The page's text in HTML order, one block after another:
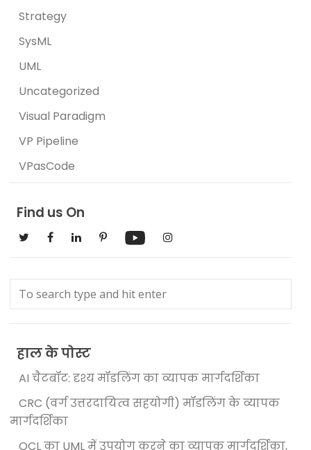
Strategy
SysML
UML
Uncategorized
Visual Paradigm
VP Pipeline
VPasCode
Find us On
हाल के पोस्ट
AI चैटबॉट: दृश्य मॉडलिंग का व्यापक मार्गदर्शिका
CRC (वर्ग उत्तरदायित्व सहयोगी) मॉडलिंग के व्यापक
मार्गदर्शिका
OCL का UML में उपयोग करने का व्यापक मार्गदर्शिका,